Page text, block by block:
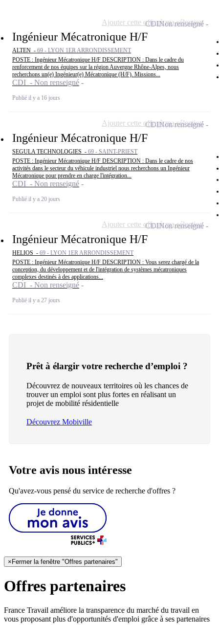
Ingénieur Mécatronique H/F
ALTEN - 69 - LYON 1ER ARRONDISSEMENT
POSTE : Ingénieur Mécatronique H/F DESCRIPTION : Dans le cadre du
renforcement de nos équipes sur la région Auvergne Rhône-Alpes, nous
recherchons un(e) Ingénieur(e) Mécatronique (H/F). Missions...
CDI - Non renseigné
Publié il y a 16 jours
CDINon renseigné
Ajouter cette offre à ma sélection
Ingénieur Mécatronique H/F
SEGULA TECHNOLOGIES - 69 - SAINT-PRIEST
POSTE : Ingénieur Mécatronique H/F DESCRIPTION : Dans le cadre de nos
activités dans le secteur du véhicule industriel nous recherchons un Ingénieur
Mécatronique pour prendre en charge l'intégration...
CDI - Non renseigné
Publié il y a 20 jours
CDINon renseigné
Ajouter cette offre à ma sélection
Ingénieur Mécatronique H/F
HELIOS - 69 - LYON 1ER ARRONDISSEMENT
POSTE : Ingénieur Mécatronique H/F DESCRIPTION : Vous serez chargé de la
conception, du développement et de l'intégration de systèmes mécatroniques
complexes destinés à des applications...
CDI - Non renseigné
Publié il y a 27 jours
CDINon renseigné
Ajouter cette offre à ma sélection
Prêt à élargir votre recherche d’emploi ?
Découvrez de nouveaux territoires où les chances de
trouver un emploi sont plus fortes en réalisant un
projet de mobilité résidentielle
Découvrez Mobiville
Votre avis nous intéresse
Qu'avez-vous pensé du service de recherche d'offres ?
× Fermer la fenêtre "Offres partenaires"
Offres partenaires
France Travail améliore la transparence du marché du travail en
vous proposant plus d'opportunités d'emploi grâce à ses partenaires